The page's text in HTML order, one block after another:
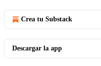
Crea tu Substack
Descargar la app